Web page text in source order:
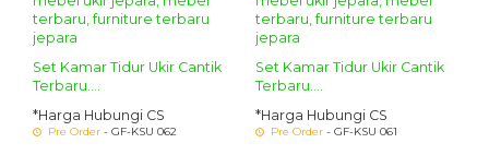
Set Kamar Tidur Ukir Cantik
Terbaru....
*Harga Hubungi CS
Pre Order - GF-KSU 062
Set Kamar Tidur Ukir Cantik
Terbaru....
*Harga Hubungi CS
Pre Order - GF-KSU 061